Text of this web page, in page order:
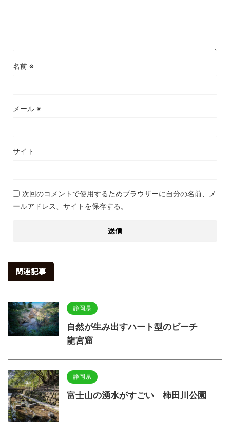
名前 ※
メール ※
サイト
次回のコメントで使用するためブラウザーに自分の名前、メ
ールアドレス、サイトを保存する。
関連記事
静岡県
自然が生み出すハート型のビーチ
龍宮窟
静岡県
富士山の湧水がすごい 柿田川公園